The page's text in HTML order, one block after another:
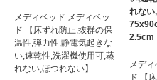
メディベッド メディベッ
ド 【床ずれ防止,抜群の保
温性,弾力性,静電気起きな
い,速乾性,洗濯機使用可,蒸
れない,ほつれない】
れない
2.5cm
メデ
ド 【